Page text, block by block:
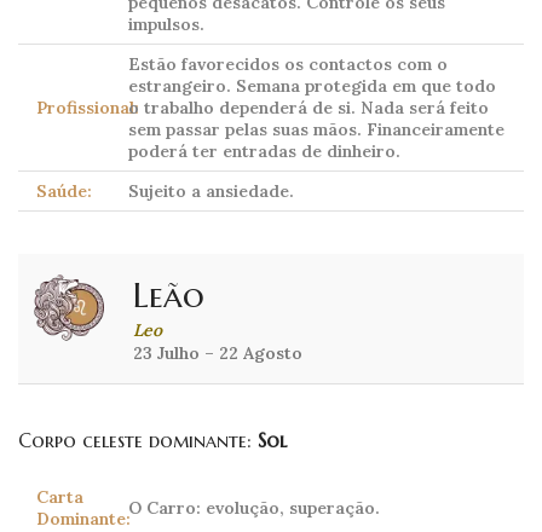
impulsos.
Profissional:
Estão favorecidos os contactos com o
estrangeiro. Semana protegida em que todo
o trabalho dependerá de si. Nada será feito
sem passar pelas suas mãos. Financeiramente
poderá ter entradas de dinheiro.
Saúde:
Sujeito a ansiedade.
Leão
Leo
23 Julho – 22 Agosto
Corpo celeste dominante: Sol
Carta
Dominante:O Carro: evolução, superação.